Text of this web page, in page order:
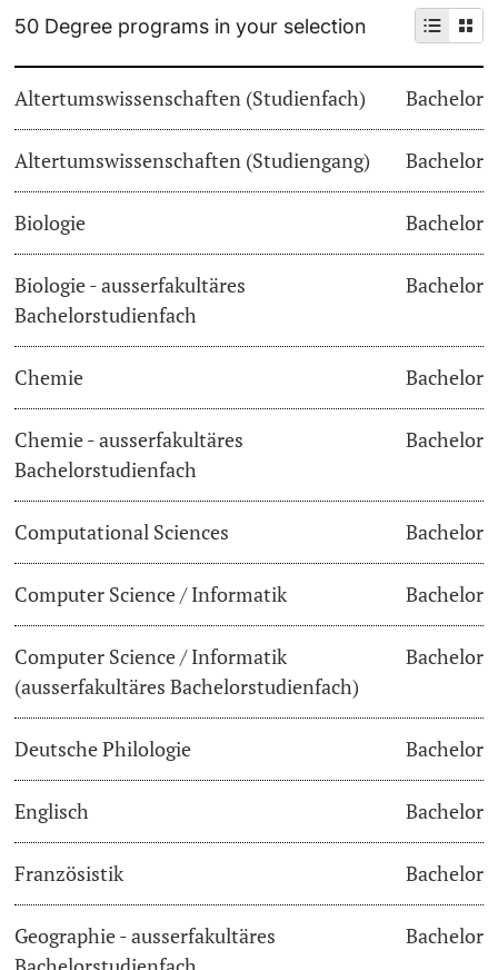
PhD Candidates
Donors & Alumni
Further information
Lecturers
Informations, Events & Get a Taste
Student Advice Center
Academic Advice
In My Studies
Course Directory
Course Registration
Dates
Documents & Verification
Welcome to the University of Basel
Mobility
Course Auditors
Student Life
Campus Stories
Continuing Education
University
50 Degree programs in your selection
Altertumswissenschaften (Studienfach) Bachelor
Altertumswissenschaften (Studiengang) Bachelor
Biologie Bachelor
Biologie - ausserfakultäres
Bachelorstudienfach
Bachelor
Chemie Bachelor
Chemie - ausserfakultäres
Bachelorstudienfach
Bachelor
Computational Sciences Bachelor
Computer Science / Informatik Bachelor
Computer Science / Informatik
(ausserfakultäres Bachelorstudienfach)
Bachelor
Deutsche Philologie Bachelor
Englisch Bachelor
Französistik Bachelor
Geographie - ausserfakultäres
Bachelor